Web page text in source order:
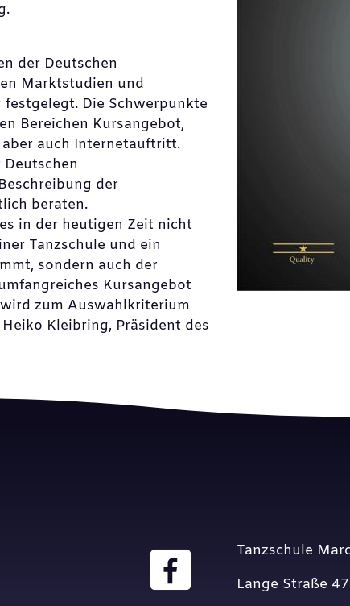
der Deutschen
Marktstudien und
Die Schwerpunkte
Bereichen Kursangebot,
auch Internetauftritt.
der
beraten.
in der heutigen Zeit nicht
Tanzschule und ein
sondern auch der
Kursangebot
zum Auswahlkriterium
Kleibring, Präsident des
Tanzschule
Lange Straße 47